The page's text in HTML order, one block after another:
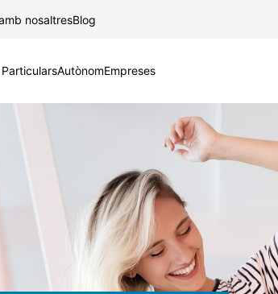
Salta al contingut principal
nosaltresBlog
ParticularsAutònomEmpreses